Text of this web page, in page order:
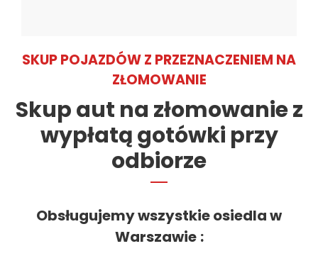
SKUP POJAZDÓW Z PRZEZNACZENIEM NA
ZŁOMOWANIE
Skup aut na złomowanie z
wypłatą gotówki przy
odbiorze
Obsługujemy wszystkie osiedla w
Warszawie :